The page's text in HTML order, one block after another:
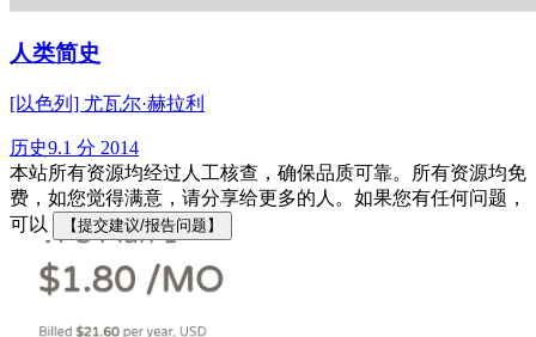
人类简史
[以色列] 尤瓦尔·赫拉利
历史9.1 分 2014
本站所有资源均经过人工核查，确保品质可靠。所有资源均免
费，如您觉得满意，请分享给更多的人。如果您有任何问题，
可以
【提交建议/报告问题】